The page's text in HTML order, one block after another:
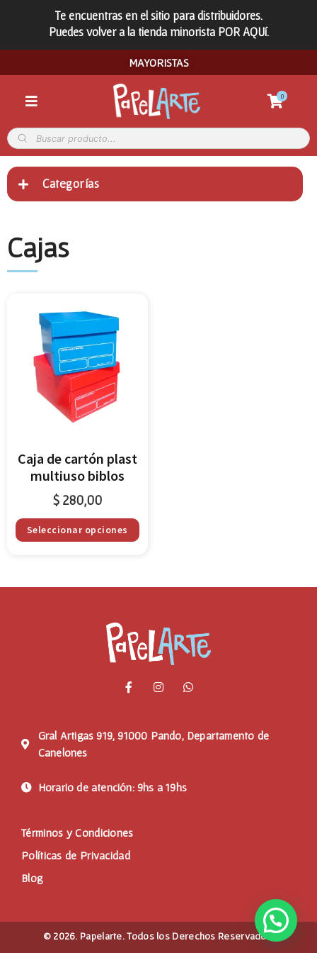
Te encuentras en el sitio para distribuidores.
Puedes volver a la tienda minorista POR AQUí.
MAYORISTAS
0
Categorías
Cajas
Caja de cartón plast
multiuso biblos
$280,00
Seleccionar opciones
Gral Artigas 919, 91000 Pando, Departamento de
Canelones
Horario de atención: 9hs a 19hs
Términos y Condiciones
Políticas de Privacidad
Blog
© 2026. Papelarte. Todos los Derechos Reservados.